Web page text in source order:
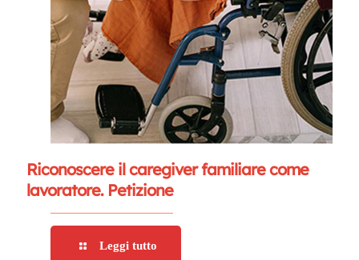
Riconoscere il caregiver familiare come
lavoratore. Petizione
Leggi tutto